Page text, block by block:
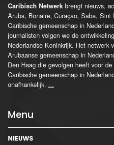
Caribisch Netwerk brengt nieuws,
Aruba, Bonaire, Curaçao, Saba,
Caribische gemeenschap in
journalisten volgen we de
Nederlandse Koninkrijk. Het netwerk
Arubaanse gemeenschap in
Den Haag die gevolgen heeft voor
Caribische gemeenschap in
onafhankelijk. ...
Menu
NIEUWS